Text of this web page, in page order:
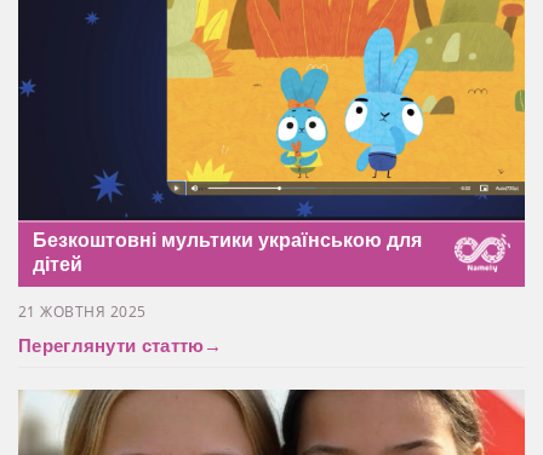
Безкоштовні мультики українською для
дітей
21 ЖОВТНЯ 2025
Переглянути статтю→